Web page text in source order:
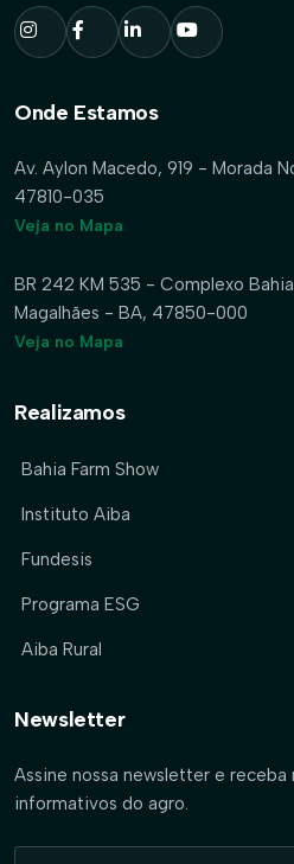
Onde Estamos
Av. Aylon Macedo, 919 - Morada
47810-035
Veja no Mapa
BR 242 KM 535 - Complexo
Magalhães - BA, 47850-000
Veja no Mapa
Realizamos
Bahia Farm Show
Instituto Aiba
Fundesis
Programa ESG
Aiba Rural
Newsletter
Assine nossa newsletter e receba
informativos do agro.